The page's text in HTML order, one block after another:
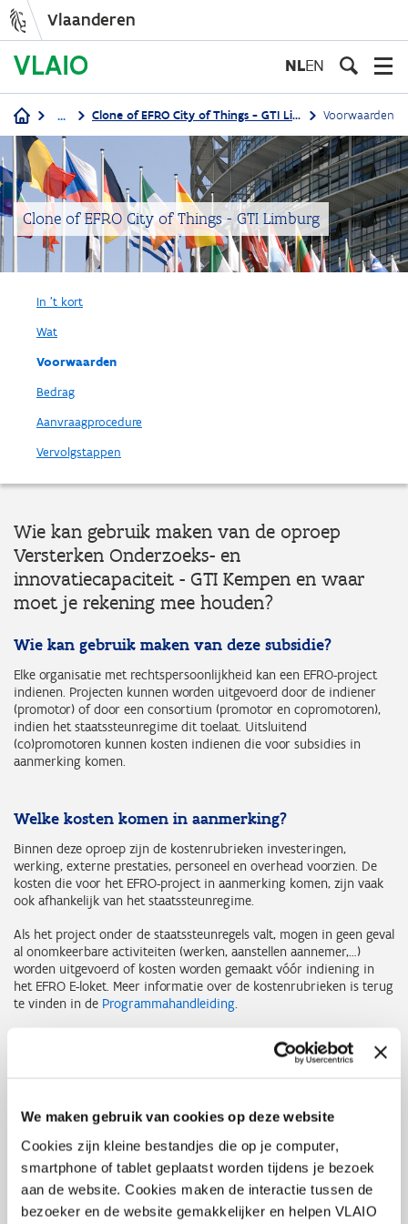
We maken gebruik van cookies op deze website
Cookies zijn kleine bestandjes die op je computer,
smartphone of tablet geplaatst worden tijdens je bezoek
aan de website. Cookies maken de interactie tussen de
bezoeker en de website gemakkelijker en helpen VLAIO
inhoud
gaan
Vlaanderen
NLEN
Kruimelpad
... Clone of EFRO City of Things - GTI Limburg Voorwaarden
Clone of EFRO City of Things - GTI Limburg
In 't kort
Wat
Voorwaarden
Bedrag
Aanvraagprocedure
Vervolgstappen
Wie kan gebruik maken van de oproep
Versterken Onderzoeks- en
innovatiecapaciteit - GTI Kempen en waar
moet je rekening mee houden?
Wie kan gebruik maken van deze subsidie?
Elke organisatie met rechtspersoonlijkheid kan een EFRO-project
indienen. Projecten kunnen worden uitgevoerd door de indiener
(promotor) of door een consortium (promotor en copromotoren),
indien het staatssteunregime dit toelaat. Uitsluitend
(co)promotoren kunnen kosten indienen die voor subsidies in
aanmerking komen.
Welke kosten komen in aanmerking?
Binnen deze oproep zijn de kostenrubrieken investeringen,
werking, externe prestaties, personeel en overhead voorzien. De
kosten die voor het EFRO-project in aanmerking komen, zijn vaak
ook afhankelijk van het staatssteunregime.
Als het project onder de staatssteunregels valt, mogen in geen geval
al onomkeerbare activiteiten (werken, aanstellen aannemer,…)
worden uitgevoerd of kosten worden gemaakt vóór indiening in
het EFRO E-loket. Meer informatie over de kostenrubrieken is terug
te vinden in de Programmahandleiding.
projectindiening moeten minimaal de cofinancieringsaanvragen
toegevoegd worden, indien er sprake is van externe
financiers. Ook de eigen bijdrage van de partners (zowel van
promotor als van copromotoren) en eventueel het privaat karakter
ervan (indien de staatssteunregels dit noodzakelijk maken), moeten
aangetoond worden.